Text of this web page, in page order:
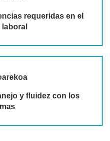
requeridas en el
y fluidez con los